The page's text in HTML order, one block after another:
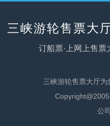
三峡游轮售票大
订船票·上网上售票
三峡游轮售票大厅
公